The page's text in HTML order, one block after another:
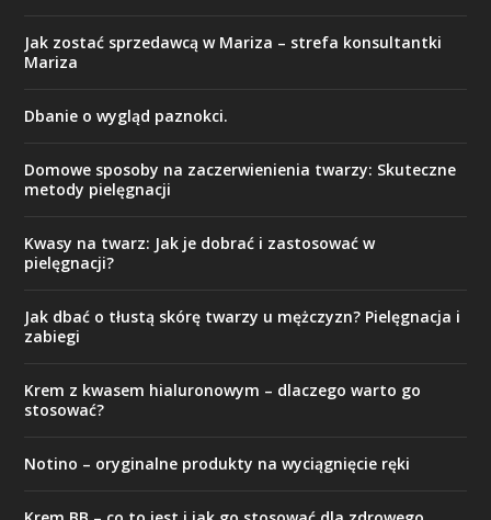
Jak zostać sprzedawcą w Mariza – strefa konsultantki
Mariza
Dbanie o wygląd paznokci.
Domowe sposoby na zaczerwienienia twarzy: Skuteczne
metody pielęgnacji
Kwasy na twarz: Jak je dobrać i zastosować w
pielęgnacji?
Jak dbać o tłustą skórę twarzy u mężczyzn? Pielęgnacja i
zabiegi
Krem z kwasem hialuronowym – dlaczego warto go
stosować?
Notino – oryginalne produkty na wyciągnięcie ręki